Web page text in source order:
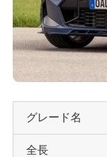
グレード名
全長